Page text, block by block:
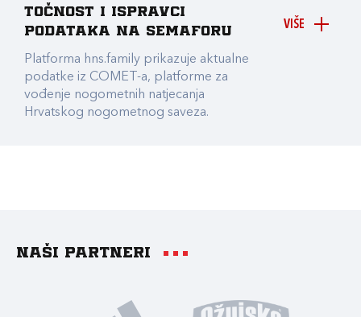
VIŠE
točnost i ispravci
podataka na Semaforu
Platforma hns.family prikazuje aktualne
podatke iz COMET-a, platforme za
vođenje nogometnih natjecanja
Hrvatskog nogometnog saveza.
Naši partneri